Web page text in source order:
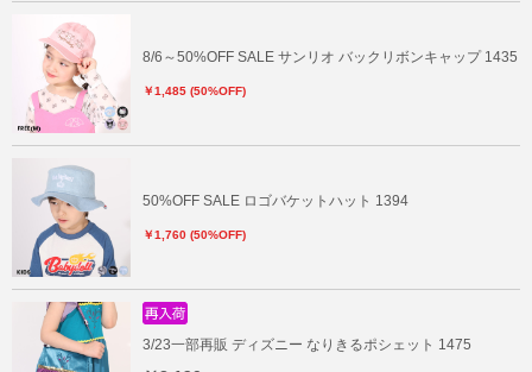
8/6～50%OFF SALE サンリオ バックリボンキャップ 1435
￥1,485 (50%OFF)
50%OFF SALE ロゴバケットハット 1394
￥1,760 (50%OFF)
3/23一部再販 ディズニー なりきるポシェット 1475